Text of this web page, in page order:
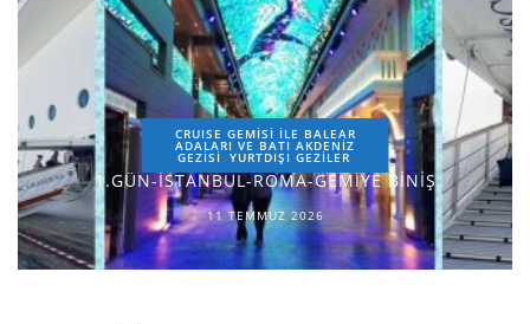
CRUISE GEMİSİ İLE BALEAR
ADALARI VE BATI AKDENİZ
GEZİSİ YURTDIŞI GEZILER
1.GÜN-İSTANBUL-ROMA-GEMİYE BİNİŞ
11 TEMMUZ 2026